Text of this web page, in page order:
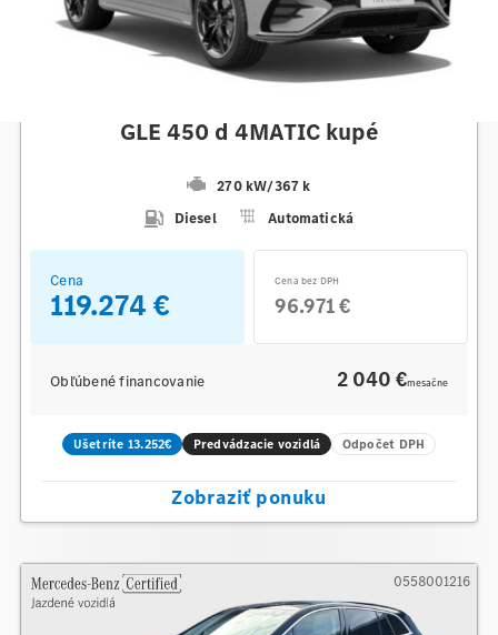
GLE 450 d 4MATIC kupé
270 kW/367 k
Diesel
Automatická
Cena
119.274 €
Cena bez DPH
96.971 €
Obľúbené financovanie 2 040 €mesačne
Ušetríte 13.252€ Predvádzacie vozidlá Odpočet DPH
Zobraziť ponuku
0558001216